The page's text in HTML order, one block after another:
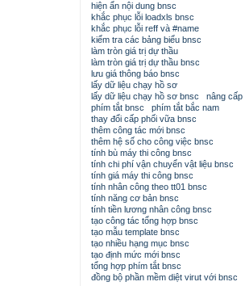
hiện ẩn nội dung bnsc
khắc phục lỗi loadxls bnsc
khắc phục lỗi reff và #name
kiểm tra các bảng biểu bnsc
làm tròn giá trị dự thầu
làm tròn giá trị dự thầu bnsc
lưu giá thông báo bnsc
lấy dữ liệu chạy hồ sơ
lấy dữ liệu chạy hồ sơ bnsc
nâng cấp
phím tắt bnsc
phím tắt bắc nam
thay đổi cấp phối vữa bnsc
thêm công tác mới bnsc
thêm hệ số cho công việc bnsc
tính bù máy thi công bnsc
tính chi phí vận chuyển vật liệu bnsc
tính giá máy thi công bnsc
tính nhân công theo tt01 bnsc
tính năng cơ bản bnsc
tính tiền lương nhân công bnsc
tạo công tác tổng hợp bnsc
tạo mẫu template bnsc
tạo nhiều hạng mục bnsc
tạo định mức mới bnsc
tổng hợp phím tắt bnsc
đồng bộ phần mềm diệt virut với bnsc